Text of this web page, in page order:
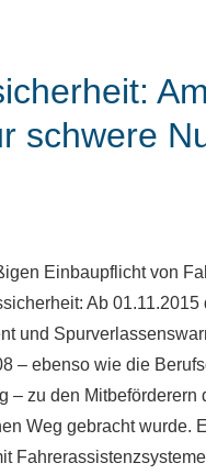
schwere
Einbaupflicht von
Ab
und
– ebenso wie die
– zu den
Weg gebracht wurde.